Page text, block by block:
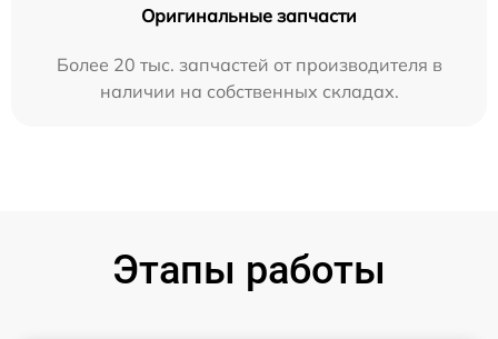
Оригинальные запчасти
Более 20 тыс. запчастей от производителя в
наличии на собственных складах.
Этапы работы